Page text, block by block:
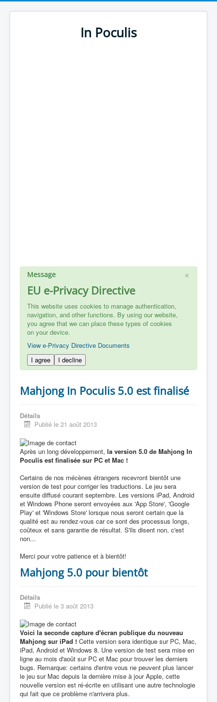
In Poculis
×
Message
EU e-Privacy Directive
This website uses cookies to manage authentication,
navigation, and other functions. By using our website,
you agree that we can place these types of cookies
on your device.
View e-Privacy Directive Documents
I agree
I decline
Mahjong In Poculis 5.0 est finalisé
Détails
Publié le 21 août 2013
Après un long développement, la version 5.0 de Mahjong In
Poculis est finalisée sur PC et Mac !
Certains de nos mécènes étrangers recevront bientôt une
version de test pour corriger les traductions. Le jeu sera
ensuite diffusé courant septembre. Les versions iPad, Android
et Windows Phone seront envoyées aux 'App Store', 'Google
Play' et 'Windows Store' lorsque nous seront certain que la
qualité est au rendez-vous car ce sont des processus longs,
coûteux et sans garantie de résultat. S'ils disent non, c'est
non...
Merci pour votre patience et à bientôt!
Mahjong 5.0 pour bientôt
Détails
Publié le 3 août 2013
Voici la seconde capture d'écran publique du nouveau
Mahjong sur iPad ! Cette version sera identique sur PC, Mac,
iPad, Android et Windows 8. Une version de test sera mise en
ligne au mois d'août sur PC et Mac pour trouver les derniers
bugs. Remarque: certains d'entre vous ne peuvent plus lancer
le jeu sur Mac depuis la dernière mise à jour Apple, cette
nouvelle version est ré-écrite en utilisant une autre technologie
qui fait que ce problème n'arrivera plus.